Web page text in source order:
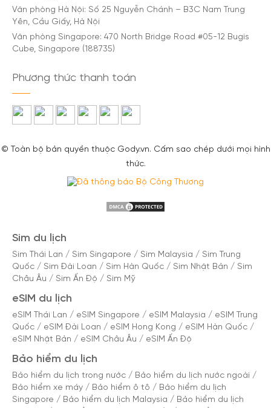
Văn phòng Hà Nội: Số 25 Nguyễn Chánh – B3C Nam Trung
Yên, Cầu Giấy, Hà Nội
Văn phòng Singapore: 470 North Bridge Road #05-12 Bugis
Cube, Singapore (188735)
Phương thức thanh toán
© Toàn bộ bản quyền thuộc Gody.vn. Cấm sao chép dưới mọi hình
thức.
Sim du lịch
Sim Thái Lan / Sim Singapore / Sim Malaysia / Sim Trung
Quốc / Sim Đài Loan / Sim Hàn Quốc / Sim Nhật Bản / Sim
Châu Âu / Sim Ấn Độ / Sim Mỹ
eSIM du lịch
eSIM Thái Lan / eSIM Singapore / eSIM Malaysia / eSIM Trung
Quốc / eSIM Đài Loan / eSIM Hong Kong / eSIM Hàn Quốc /
eSIM Nhật Bản / eSIM Châu Âu / eSIM Ấn Độ
Bảo hiểm du lịch
Bảo hiểm du lịch trong nước / Bảo hiểm du lịch nước ngoài /
Bảo hiểm xe máy / Bảo hiểm ô tô / Bảo hiểm du lịch
Singapore / Bảo hiểm du lịch Malaysia / Bảo hiểm du lịch